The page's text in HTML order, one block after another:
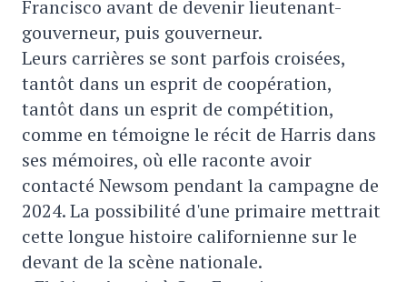
Francisco avant de devenir lieutenant-
gouverneur, puis gouverneur.
Leurs carrières se sont parfois croisées,
tantôt dans un esprit de coopération,
tantôt dans un esprit de compétition,
comme en témoigne le récit de Harris dans
ses mémoires, où elle raconte avoir
contacté Newsom pendant la campagne de
2024. La possibilité d'une primaire mettrait
cette longue histoire californienne sur le
devant de la scène nationale.